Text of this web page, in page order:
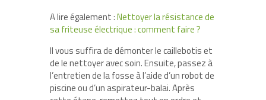
A lire également :Nettoyer la résistance de
sa friteuse électrique : comment faire ?
Il vous suffira de démonter le caillebotis et
de le nettoyer avec soin. Ensuite, passez à
l’entretien de la fosse à l’aide d’un robot de
piscine ou d’un aspirateur-balai. Après